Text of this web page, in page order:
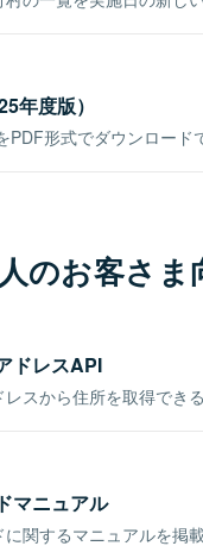
年度版）
形式でダウンロード
のお客さま
ドレスAPI
スから住所を取得でき
マニュアル
関するマニュアルを掲載